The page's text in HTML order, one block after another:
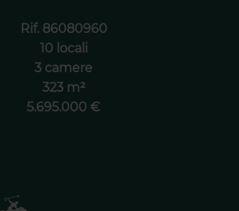
Rif. 86080960
10 locali
3 camere
323 m²
5.695.000 €